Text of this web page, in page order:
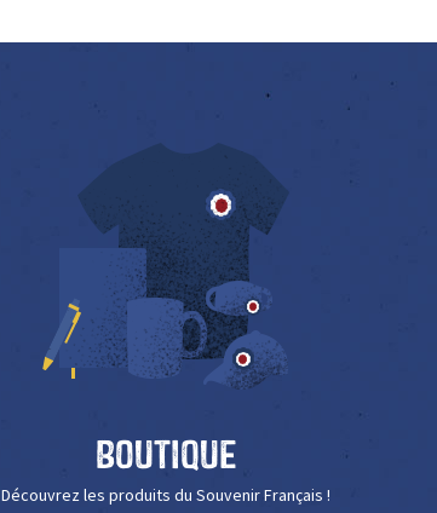
Boutique
Découvrez les produits du Souvenir Français !